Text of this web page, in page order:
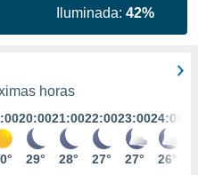
Iluminada:42%
horas
20:00
29°
21:00
28°
22:00
27°
23:00
27°
24:00
26°